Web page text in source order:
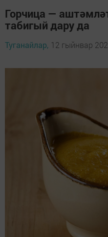
Горчица —
табигый дару да
Туганайлар, 12 гыйнвар